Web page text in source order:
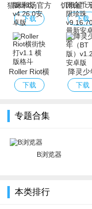
猫咪和汤官方
正版下载2026
最新版游戏
下载
饥饿鲨：
下载无限
版无限金
限珍珠
下载
Roller Riot横
街快打
下载
降灵少
（BT
下载
专题合集
B浏览器
本类排行